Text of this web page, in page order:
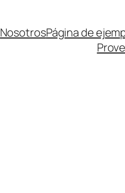
NosotrosPágina de